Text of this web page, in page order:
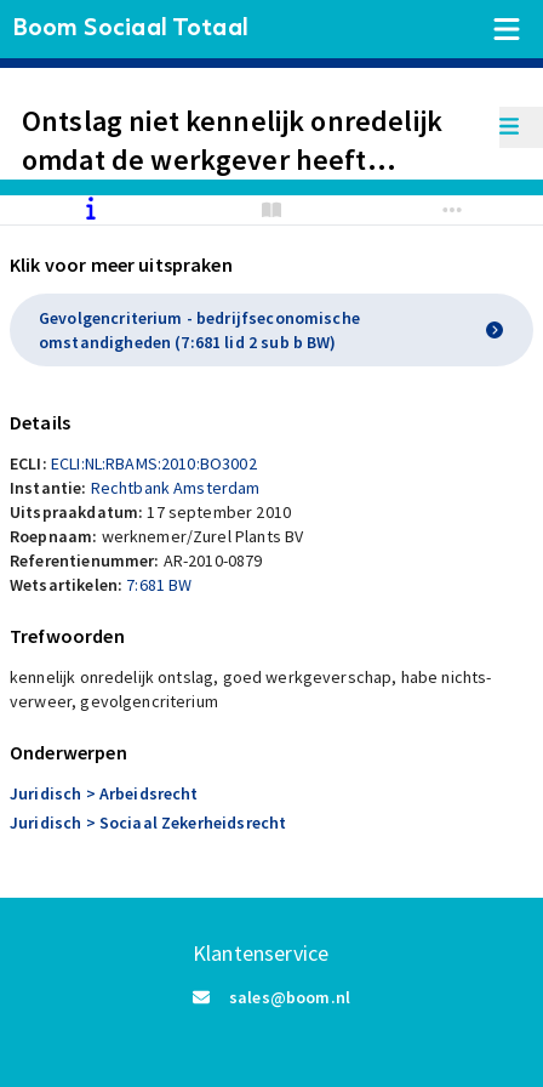
Boom Sociaal Totaal
Ontslag niet kennelijk onredelijk
omdat de werkgever heeft
gehandeld conform de eisen van
het goed werkgeverschap en een
hogere ontslagvergoeding van
werkgever niet kon worden
gevergd
Klik voor meer uitspraken
Gevolgencriterium - bedrijfseconomische
omstandigheden (7:681 lid 2 sub b BW)
Details
ECLI: ECLI:NL:RBAMS:2010:BO3002
Instantie: Rechtbank Amsterdam
Uitspraakdatum:17 september 2010
Roepnaam: werknemer/Zurel Plants BV
Referentienummer: AR-2010-0879
Wetsartikelen: 7:681 BW
Trefwoorden
kennelijk onredelijk ontslag, goed werkgeverschap, habe nichts-
verweer, gevolgencriterium
Onderwerpen
Juridisch > Arbeidsrecht
Juridisch > Sociaal Zekerheidsrecht
Klantenservice
sales@boom.nl